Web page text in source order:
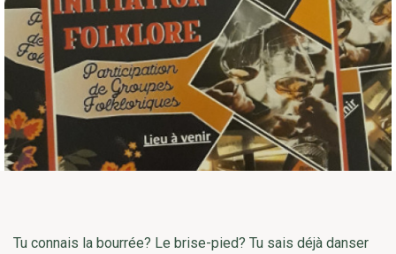
Tu connais la bourrée? Le brise-pied? Tu sais déjà danser